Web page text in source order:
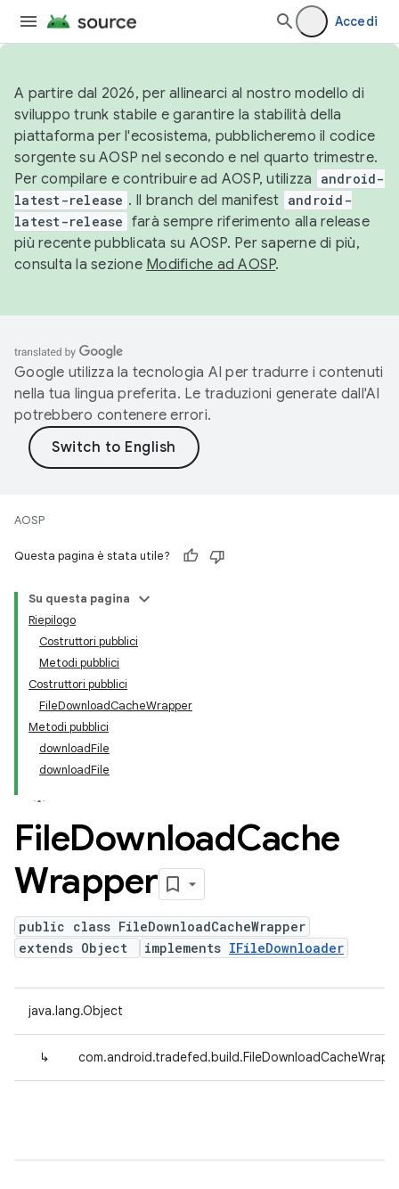
Accedi
A partire dal 2026, per allinearci al nostro modello di
sviluppo trunk stabile e garantire la stabilità della
piattaforma per l'ecosistema, pubblicheremo il codice
sorgente su AOSP nel secondo e nel quarto trimestre.
Per compilare e contribuire ad AOSP, utilizza
android-
latest-release . Il branch del manifest android-
latest-release farà sempre riferimento alla release
più recente pubblicata su AOSP. Per saperne di più,
consulta la sezione Modifiche ad AOSP.
Google utilizza la tecnologia AI per tradurre i contenuti
nella tua lingua preferita. Le traduzioni generate dall'AI
potrebbero contenere errori.
AOSP
Questa pagina è stata utile?
Su questa pagina
Riepilogo
Costruttori pubblici
Metodi pubblici
Costruttori pubblici
FileDownloadCacheWrapper
Metodi pubblici
downloadFile
downloadFile
FileDownloadCache
Wrapper
public class FileDownloadCacheWrapper
extends Object
implements IFileDownloader
java.lang.Object
↳